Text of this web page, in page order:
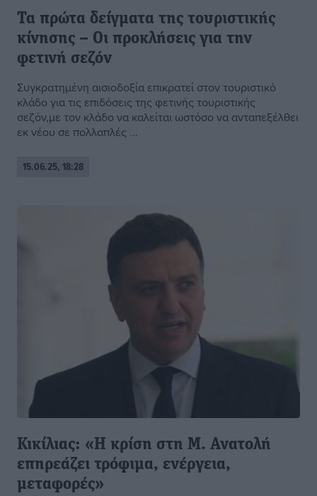
Τα πρώτα δείγματα της τουριστικής
κίνησης – Οι προκλήσεις για την
φετινή σεζόν
Συγκρατημένη αισιοδοξία επικρατεί στον τουριστικό
κλάδο για τις επιδόσεις της φετινής τουριστικής
σεζόν,με τον κλάδο να καλείται ωστόσο να ανταπεξέλθει
εκ νέου σε πολλαπλές ...
15.06.25, 18:28
Κικίλιας: «Η κρίση στη Μ. Ανατολή
επηρεάζει τρόφιμα, ενέργεια,
μεταφορές»